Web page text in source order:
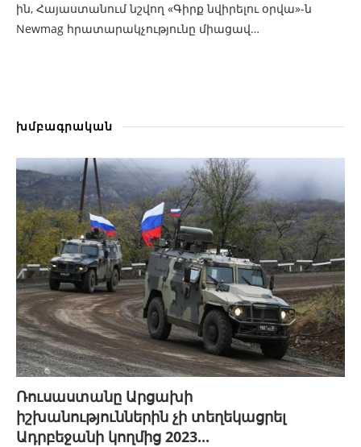
ին, Հայաստանում նշվող «Գիրք նվիրելու օրվա»-ն
Newmag հրատարակչությունը միացավ…
խմբագրական
Ռուսաստանը Արցախի
իշխանություններին չի տեղեկացրել
Ադրբեջանի կողմից 2023...